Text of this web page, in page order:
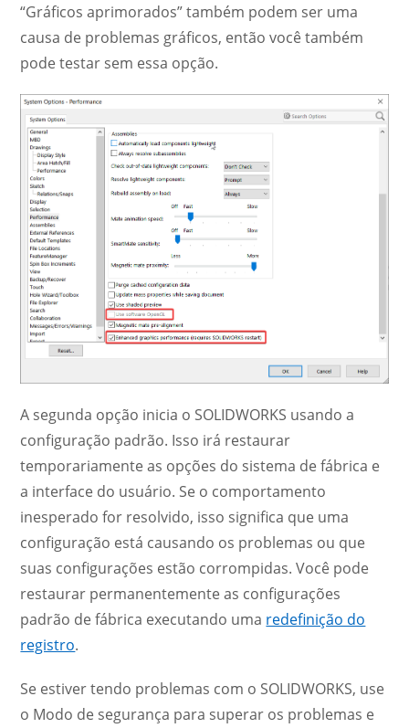
“Gráficos aprimorados” também podem ser uma
causa de problemas gráficos, então você também
pode testar sem essa opção.
A segunda opção inicia o SOLIDWORKS usando a
configuração padrão. Isso irá restaurar
temporariamente as opções do sistema de fábrica e
a interface do usuário. Se o comportamento
inesperado for resolvido, isso significa que uma
configuração está causando os problemas ou que
suas configurações estão corrompidas. Você pode
restaurar permanentemente as configurações
padrão de fábrica executando uma redefinição do
registro.
Se estiver tendo problemas com o SOLIDWORKS, use
o Modo de segurança para superar os problemas e